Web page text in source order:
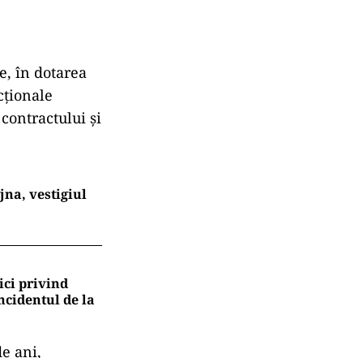
în dotarea
și
vestigiul
privind
de la
ani,